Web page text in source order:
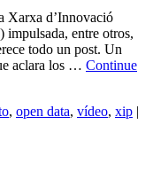
Xarxa d’Innovació
entre otros,
todo un post. Un
aclara los … Continue
, open data, vídeo, xip |